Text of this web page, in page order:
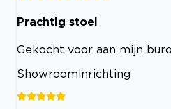
Prachtig stoel
Gekocht voor aan mijn
Showroominrichting